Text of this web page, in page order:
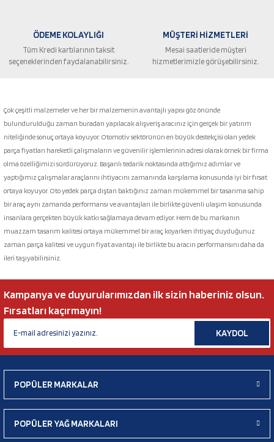
Gönder
ÖDEME KOLAYLIĞI
Tüm Kredi kartılarının taksit
seçeneklerinden faydalanabilirsiniz.
MÜŞTERİ HİZMETLERİ
Mesai saatleride müşteri
hizmetlerimizle görüşebilirsiniz.
Çok çeşitli malzemeler ve her bir malzemenin avantajlı yapısı göz önünde
bulundurulduğu zaman buradan yapılacak alışveriş aracınız için gerçek bir yatırım
niteliğinde sonuç ortaya koyuyor. Otomotiv sektörünün en büyük destekçisi olan yedek
parça fiyatları hareketli çalışmaların ve güvenilir işlemlerinin adresi olarak örnek bir firma
olma özelliğimizi sürdürüyoruz. Başarılı tedarik noktasında attığımız adımlar ve
yaptığımız çalışmalar araçlarını ihtiyacını zamanında karşılama konusunda iyi bir fırsat
ortaya koyuyor. Oto yedek parça dıştan baktığınız zaman mükemmel bir tasarıma sahip
bir araç aynı zamanda performansı ve avantajları ile birlikte güvenli ulaşım konusunda
insanlara gerçekten büyük katkı sağlamaya devam ediyor. Hem de bu markanın
muazzam tasarım kalitesi ortaya mükemmel bir araç koyarken ihtiyaç duyduğunuz
zaman parça kalitesi ve uygun fiyat avantajı ile birlikte bu aracın performansını daha da
ileri taşıyabilirsiniz.
Kampanya ve duyurularımızdan ilk sizin haberiniz olsun.
Fırsatları kaçırmayın!
KAYDOL
POPÜLER MARKALAR
POPÜLER YAĞ MARKALARI